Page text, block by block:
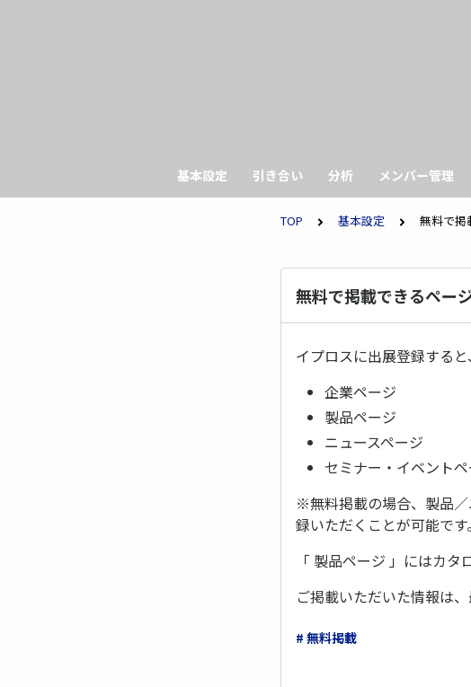
基本設定 引き合い 分析 メンバー管理
TOP 基本設定 無料で掲
無料で掲載できるペー
イプロスに出展登録する
企業ページ
製品ページ
ニュースページ
セミナー・イベント
※無料掲載の場合、製品
録いただくことが可能です。
「 製品ページ 」にはカタ
ご掲載いただいた情報は
# 無料掲載